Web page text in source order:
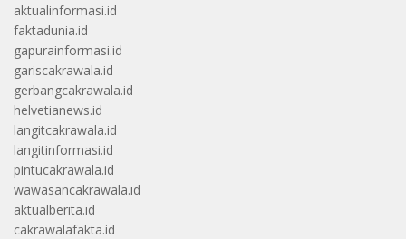
aktualinformasi.id
faktadunia.id
gapurainformasi.id
gariscakrawala.id
gerbangcakrawala.id
helvetianews.id
langitcakrawala.id
langitinformasi.id
pintucakrawala.id
wawasancakrawala.id
aktualberita.id
cakrawalafakta.id